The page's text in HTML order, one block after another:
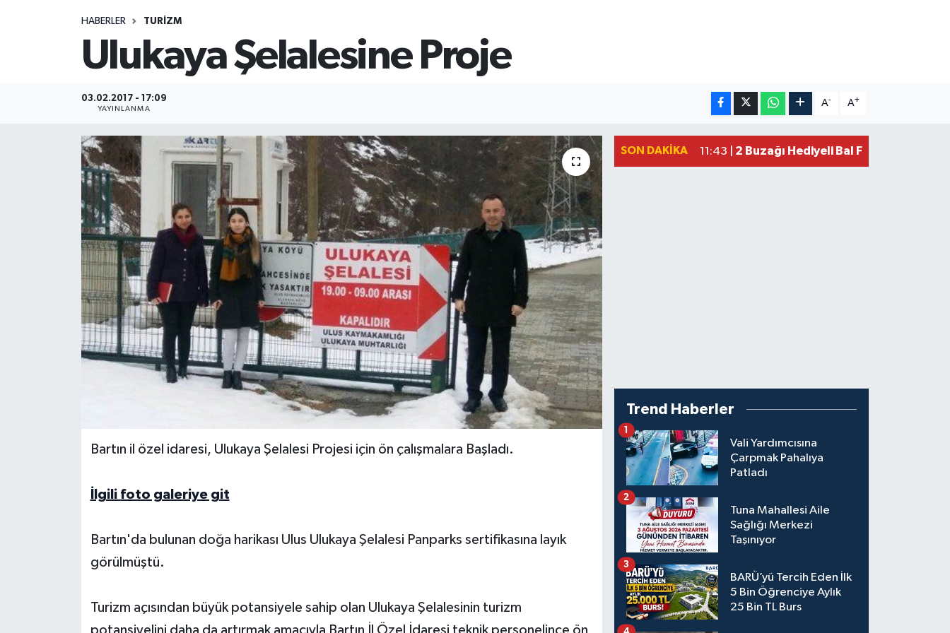
HABERLER TURIZM
Ulukaya Şelalesine Proje
03.02.2017 - 17:09
YAYINLANMA
A- A+
Bartın il özel idaresi, Ulukaya Şelalesi Projesi için ön çalışmalara Başladı.
İlgili foto galeriye git
Bartın'da bulunan doğa harikası Ulus Ulukaya Şelalesi Panparks sertifikasına layık
görülmüştü.
Turizm açısından büyük potansiyele sahip olan Ulukaya Şelalesinin turizm
potansiyelini daha da artırmak amacıyla Bartın İl Özel İdaresi teknik personelince ön
SON DAKIKA 11:43 | 2 Buzağı Hediyeli Bal Festivalinde
Trend Haberler
Vali Yardımcısına
Çarpmak Pahalıya
Patladı
1
Tuna Mahallesi Aile
Sağlığı Merkezi
Taşınıyor
2
BARÜ’yü Tercih Eden İlk
5 Bin Öğrenciye Aylık
25 Bin TL Burs
3
Sivil Toplum
Siyaset
Yerel Yönetimler